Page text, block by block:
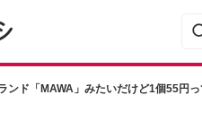
ンド「MAWA」みたいだけど1個55円